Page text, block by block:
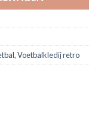
,Voetbalkledij retro